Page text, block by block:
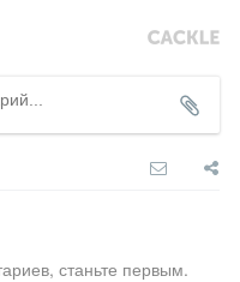
станьте первым.